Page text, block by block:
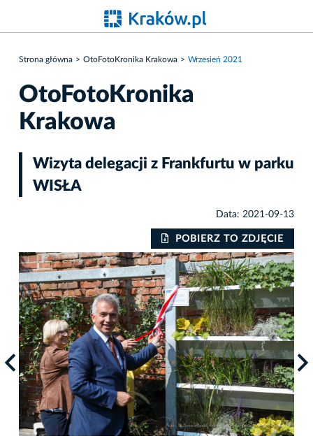
Strona główna OtoFotoKronika Krakowa Wrzesień 2021
OtoFotoKronika
Krakowa
Wizyta delegacji z Frankfurtu w parku
WISŁA
Data: 2021-09-13
POBIERZ TO ZDJĘCIE